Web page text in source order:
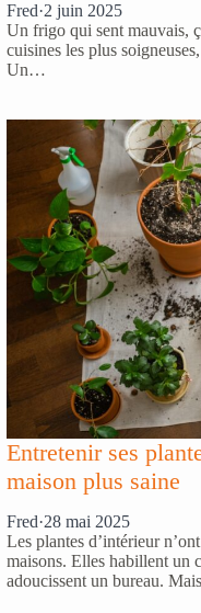
Fred·2 juin 2025
Un frigo qui sent mauvais,
cuisines les plus
Un…
Entretenir ses
maison plus saine
Fred·28 mai 2025
Les plantes d’intérieur
maisons. Elles habillent un
adoucissent un bureau.